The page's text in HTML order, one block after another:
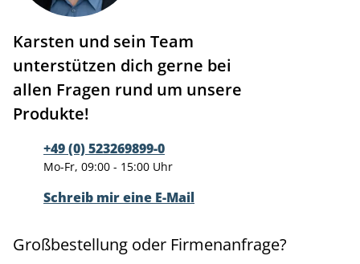
Karsten und sein Team
unterstützen dich gerne bei
allen Fragen rund um unsere
Produkte!
+49 (0) 523269899-0
Mo-Fr, 09:00 - 15:00 Uhr
Schreib mir eine E-Mail
Großbestellung oder Firmenanfrage?